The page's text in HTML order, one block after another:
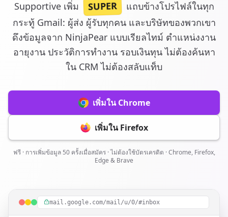
Supportive เพิ่ม SUPER
แถบข้างโปรไฟล์ในทุก
กระทู้ Gmail: ผู้ส่ง ผู้รับทุกคน และบริษัทของพวกเขา
ดึงข้อมูลจาก NinjaPear แบบเรียลไทม์ ตำแหน่งงาน
อายุงาน ประวัติการทำงาน รอบเงินทุน ไม่ต้องค้นหา
ใน CRM ไม่ต้องสลับแท็บ
เพิ่มใน Chrome
เพิ่มใน Firefox
ฟรี · การเพิ่มข้อมูล 50 ครั้งเมื่อสมัคร · ไม่ต้องใช้บัตรเครดิต · Chrome, Firefox,
Edge & Brave
mail.google.com/mail/u/0/#inbox